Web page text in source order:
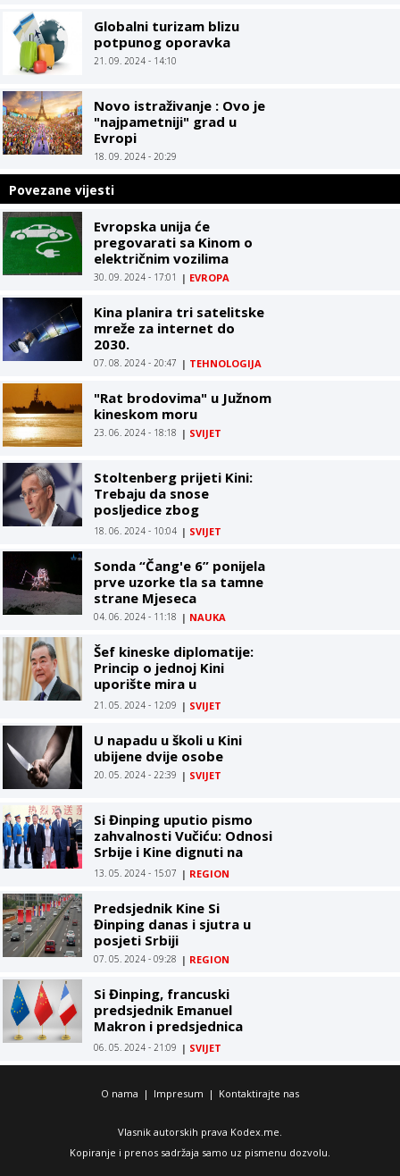
Globalni turizam blizu
potpunog oporavka
21. 09. 2024 - 14:10
Novo istraživanje : Ovo je
"najpametniji" grad u
Evropi
18. 09. 2024 - 20:29
Povezane vijesti
Evropska unija će
pregovarati sa Kinom o
električnim vozilima
30. 09. 2024 - 17:01 | EVROPA
Kina planira tri satelitske
mreže za internet do
2030.
07. 08. 2024 - 20:47 | TEHNOLOGIJA
"Rat brodovima" u Južnom
kineskom moru
23. 06. 2024 - 18:18 | SVIJET
Stoltenberg prijeti Kini:
Trebaju da snose
posljedice zbog
podržavanja ruskog rata u
18. 06. 2024 - 10:04 | SVIJET
Sonda “Čang'e 6” ponijela
prve uzorke tla sa tamne
strane Mjeseca
04. 06. 2024 - 11:18 | NAUKA
Šef kineske diplomatije:
Princip o jednoj Kini
uporište mira u
tajvanskom moreuzu
21. 05. 2024 - 12:09 | SVIJET
U napadu u školi u Kini
ubijene dvije osobe
20. 05. 2024 - 22:39 | SVIJET
Si Đinping uputio pismo
zahvalnosti Vučiću: Odnosi
Srbije i Kine dignuti na
istorijski nivo
13. 05. 2024 - 15:07 | REGION
Predsjednik Kine Si
Đinping danas i sjutra u
posjeti Srbiji
07. 05. 2024 - 09:28 | REGION
Si Đinping, francuski
predsjednik Emanuel
Makron i predsjednica
Evropske komisije Ursula
fon der Lajen održali
sastanak Kine, Francuske i
06. 05. 2024 - 21:09 | SVIJET
O nama | Impresum | Kontaktirajte nas
Vlasnik autorskih prava Kodex.me.
Kopiranje i prenos sadržaja samo uz pismenu dozvolu.